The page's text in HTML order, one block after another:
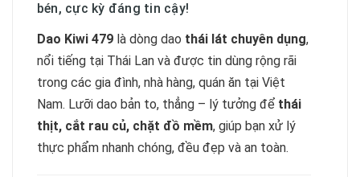
bén, cực kỳ đáng tin cậy!
Dao Kiwi 479 là dòng dao thái lát chuyên dụng,
nổi tiếng tại Thái Lan và được tin dùng rộng rãi
trong các gia đình, nhà hàng, quán ăn tại Việt
Nam. Lưỡi dao bản to, thẳng – lý tưởng để thái
thịt, cắt rau củ, chặt đồ mềm, giúp bạn xử lý
thực phẩm nhanh chóng, đều đẹp và an toàn.